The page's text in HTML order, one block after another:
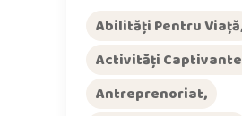
Abilități Pentru Viață
Activități Captivante
Antreprenoriat